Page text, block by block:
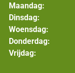
Maandag:
Dinsdag:
Woensdag:
Donderdag:
Vrijdag: